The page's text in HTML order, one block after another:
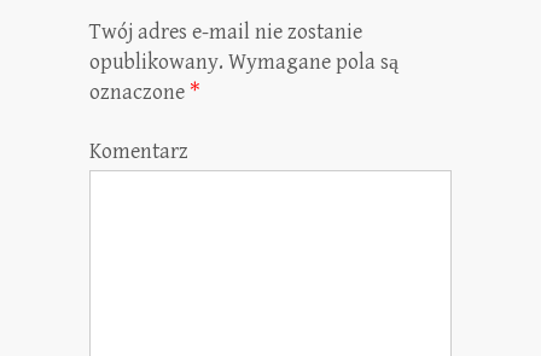
Twój adres e-mail nie zostanie
opublikowany. Wymagane pola są
oznaczone *
Komentarz